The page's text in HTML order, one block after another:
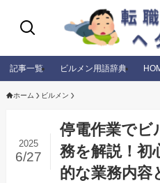
記事一覧 ビルメン用語辞典
ホーム ビルメン
停電作業でビ
務を解説！初
的な業務内容
2025
6/27